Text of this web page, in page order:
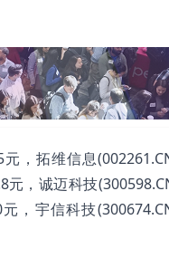
，拓维信息
元，诚迈科技
，宇信科技